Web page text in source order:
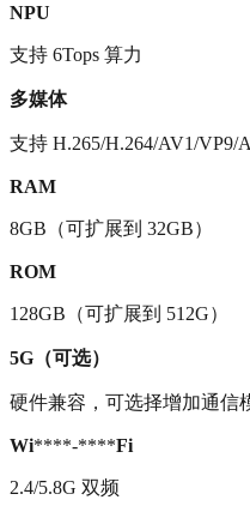
NPU
支持 6Tops 算力
多媒体
支持 H.265/H.264/AV1/VP9/
RAM
8GB（可扩展到 32GB）
ROM
128GB（可扩展到 512G）
5G（可选）
硬件兼容，可选择增加通信
Wi****-****Fi
2.4/5.8G 双频